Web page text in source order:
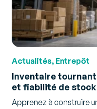
Actualités, Entrepôt
Inventaire
et fiabilité de stock
Apprenez à construire